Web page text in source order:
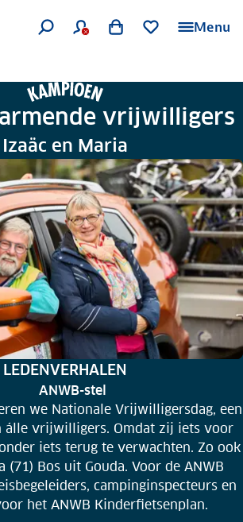
Menu
vrijwilligers
Izaäc en Maria
RUBRIEK:
LEDENVERHALEN
ANWB-stel
we Nationale Vrijwilligersdag, een
álle vrijwilligers. Omdat zij iets voor
iets terug te verwachten. Zo ook
(71) Bos uit Gouda. Voor de ANWB
campinginspecteurs en
het ANWB Kinderfietsenplan.